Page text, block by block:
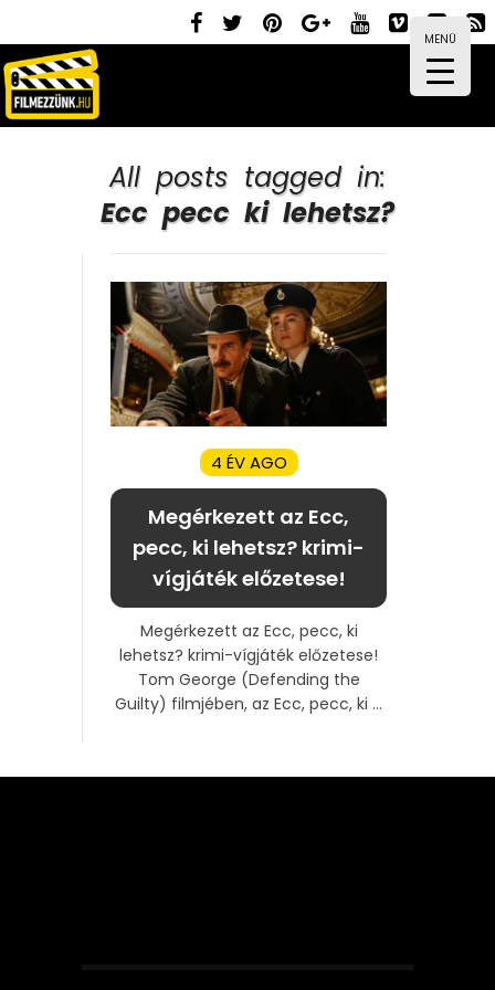
MENÜ
All posts tagged in:
Ecc pecc ki lehetsz?
4 ÉV AGO
Megérkezett az Ecc,
pecc, ki lehetsz? krimi-
vígjáték előzetese!
Megérkezett az Ecc, pecc, ki
lehetsz? krimi-vígjáték előzetese!
Tom George (Defending the
Guilty) filmjében, az Ecc, pecc, ki ...